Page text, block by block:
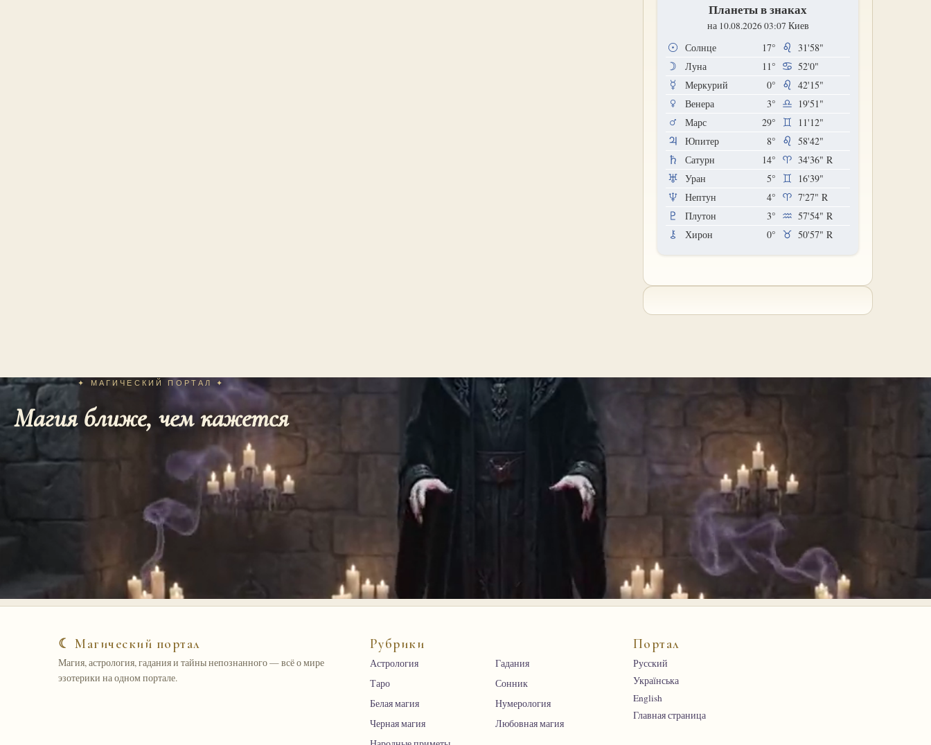
Планеты в знаках
на 10.08.2026 03:07 Киев
Солнце 17°
31'58"
Луна
11°
52'0"
Меркурий
0°
42'15"
Венера
3°
19'51"
Марс
29°
11'12"
Юпитер
8°
58'42"
Сатурн
14° 34'36" R
Уран
5°
16'39"
Нептун
4° 7'27" R
Плутон
3° 57'54" R
Хирон
0° 50'57" R
✦ МАГИЧЕСКИЙ ПОРТАЛ ✦
Магия ближе, чем кажется
☾ Магический портал
Магия, астрология, гадания и тайны непознанного — всё о мире
эзотерики на одном портале.
Рубрики
Астрология
Гадания
Таро
Сонник
Белая магия
Нумерология
Черная магия
Любовная магия
Портал
Русский
Українська
English
Главная страница